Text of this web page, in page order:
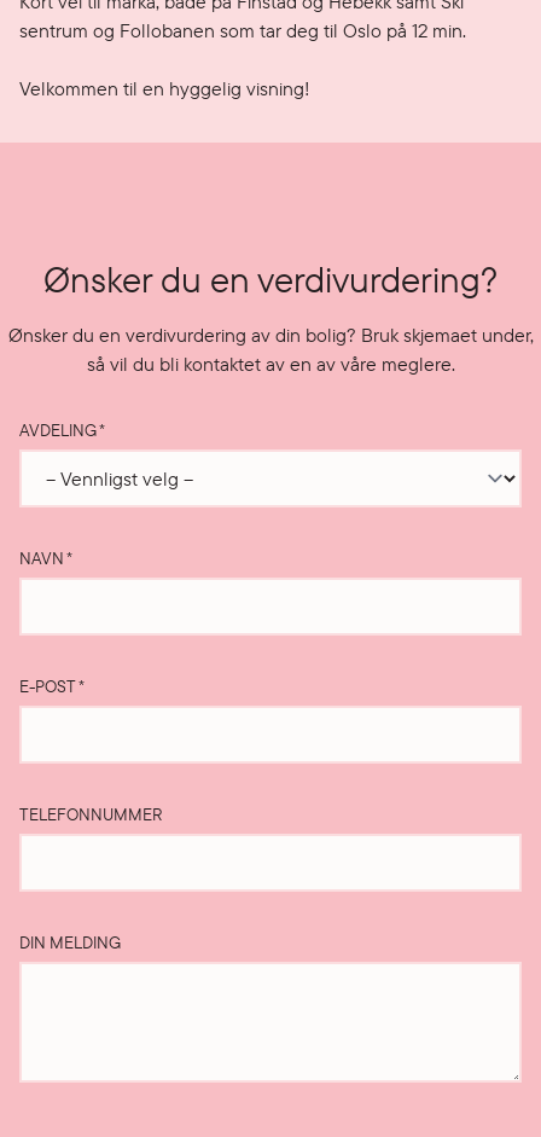
sentrum og Follobanen som tar deg til Oslo på 12 min.
Velkommen til en hyggelig visning!
Ønsker du en verdivurdering?
Ønsker du en verdivurdering av din bolig? Bruk skjemaet under,
så vil du bli kontaktet av en av våre meglere.
AVDELING*
NAVN*
E-POST*
TELEFONNUMMER
DIN MELDING